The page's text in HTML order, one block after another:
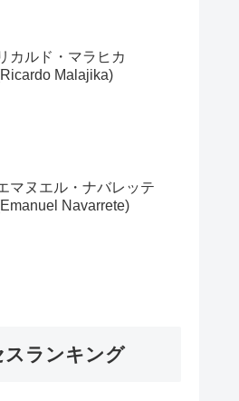
カルド・マラヒカ
Malajika)
マヌエル・ナバレッテ
Navarrete)
スランキング